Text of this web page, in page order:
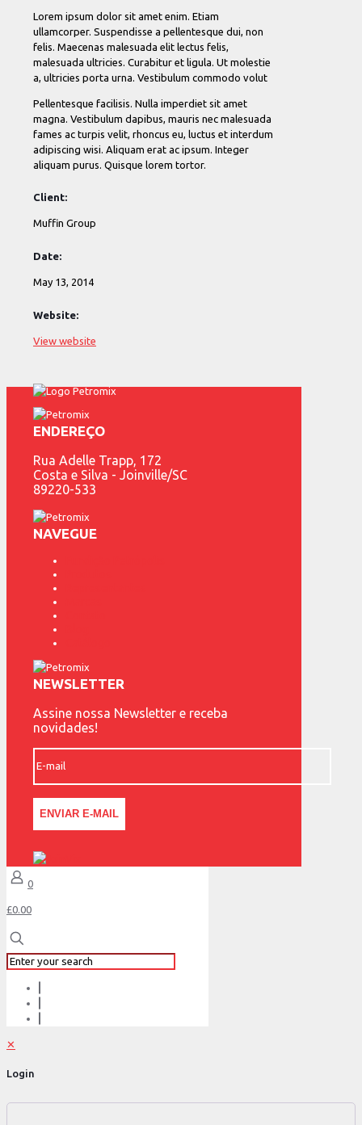
Lorem ipsum dolor sit amet enim. Etiam
ullamcorper. Suspendisse a pellentesque dui, non
felis. Maecenas malesuada elit lectus felis,
malesuada ultricies. Curabitur et ligula. Ut molestie
a, ultricies porta urna. Vestibulum commodo volut
Pellentesque facilisis. Nulla imperdiet sit amet
magna. Vestibulum dapibus, mauris nec malesuada
fames ac turpis velit, rhoncus eu, luctus et interdum
adipiscing wisi. Aliquam erat ac ipsum. Integer
aliquam purus. Quisque lorem tortor.
Client:
Muffin Group
Date:
May 13, 2014
Website:
View website
ENDEREÇO
Rua Adelle Trapp, 172
Costa e Silva - Joinville/SC
89220-533
NAVEGUE
NEWSLETTER
Assine nossa Newsletter e receba
novidades!
0
£0.00
✕
Login